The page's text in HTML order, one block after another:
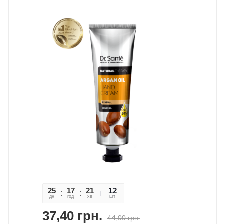
25
дн
17
год
21
хв
52
сек
12
шт
37,40 грн. 44,00грн.